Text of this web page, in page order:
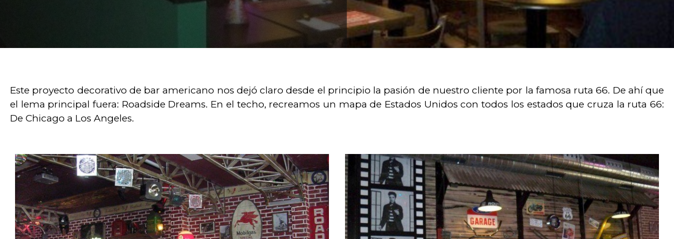
Este proyecto decorativo de bar americano nos dejó claro desde el principio la pasión de nuestro cliente por la famosa ruta 66. De ahí que
el lema principal fuera: Roadside Dreams. En el techo, recreamos un mapa de Estados Unidos con todos los estados que cruza la ruta 66:
De Chicago a Los Angeles.